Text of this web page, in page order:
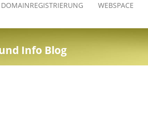
DOMAINREGISTRIERUNG WEBSPACE
Info Blog